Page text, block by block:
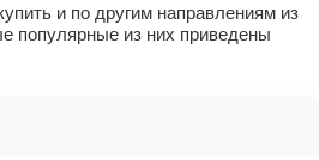
и по другим направлениям из
популярные из них приведены